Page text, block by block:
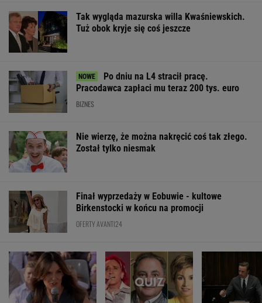
Tak wygląda mazurska willa Kwaśniewskich.
Tuż obok kryje się coś jeszcze
Po dniu na L4 stracił pracę.
Pracodawca zapłaci mu teraz 200 tys. euro
BIZNES
Nie wierzę, że można nakręcić coś tak złego.
Został tylko niesmak
Finał wyprzedaży w Eobuwie - kultowe
Birkenstocki w końcu na promocji
OFERTY AVANTI24